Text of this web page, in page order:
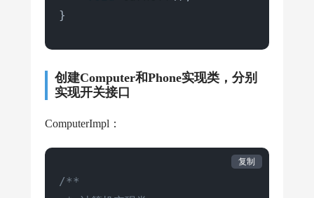
}
创建Computer和Phone实现类，分别
实现开关接口
ComputerImpl：
/**
复制